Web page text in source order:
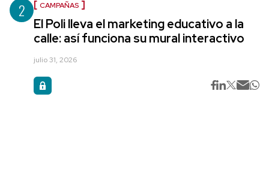
2 CAMPAÑAS
El Poli lleva el marketing educativo a la
calle: así funciona su mural interactivo
julio 31, 2026